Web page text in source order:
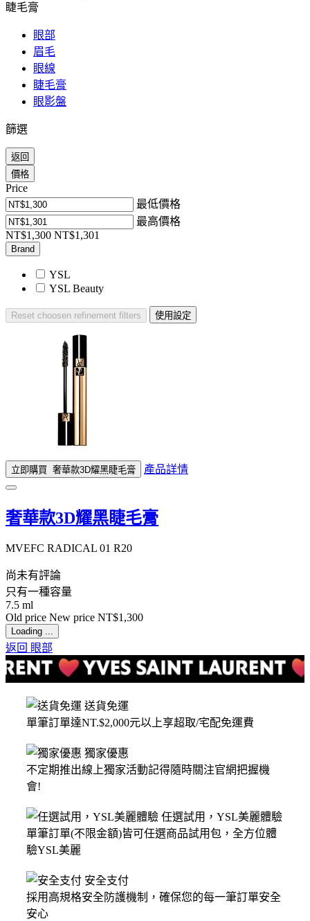
睫毛膏
眼部
眉毛
眼線
睫毛膏
眼影盤
篩選
返回
價格
Price
最低價格
最高價格
NT$1,300 NT$1,301
Brand
YSL
YSL Beauty
Reset choosen refinement filters 使用設定
立即購買 奢華款3D耀黑睫毛膏 產品詳情
奢華款3D耀黑睫毛膏
MVEFC RADICAL 01 R20
尚未有評論
只有一種容量
7.5 ml
Old price New price NT$1,300
Loading ...
返回 眼部
送貨免運
單筆訂單達NT.$2,000元以上享超取/宅配免運費
獨家優惠
不定期推出線上獨家活動記得隨時關注官網把握機
會!
任選試用，YSL美麗體驗
單筆訂單(不限金額)皆可任選商品試用包，全方位體
驗YSL美麗
安全支付
採用高規格安全防護機制，確保您的每一筆訂單安全
安心